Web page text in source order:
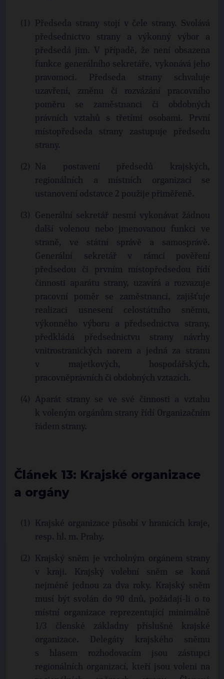
Předseda strany stojí v čele strany. Svolává
předsednictvo strany a výkonný výbor a
předsedá jim. V případě, že není obsazena
funkce generálního sekretáře, vykonává jeho
pravomoci. Předseda strany schvaluje
uzavření, změnu či rozvázání pracovního
poměru se zaměstnanci či obdobných
právních vztahů s třetími osobami. První
místopředseda strany zastupuje předsedu
strany.
Na postavení předsedů krajských,
regionálních a místních organizací se
ustanovení odstavce 2 použije přiměřeně.
Generální sekretář nesmí vykonávat žádnou
další volenou nebo jmenovanou funkci ve
straně, ve státní správě a samosprávě.
Generální sekretář v rámci pověření
předsedou či prvním místopředsedou řídí
činnosti aparátu strany, uzavírá a rozvazuje
pracovní poměr se zaměstnanci, zajišťuje
realizaci usnesení celostátního sněmu,
výkonného výboru a předsednictva strany,
předkládá předsednictvu strany návrhy
vnitrostranických norem a jedná za stranu
v majetkových, hospodářských,
pracovněprávních či obdobných vztazích.
Aparát strany se ve své činnosti a vztahu
k voleným orgánům strany řídí Organizačním
řádem strany.
Článek 13: Krajské organizace
a orgány
Krajské organizace působí v hranicích kraje,
resp. hl. m. Prahy.
Krajský sněm je vrcholným orgánem strany
v kraji. Krajský volební sněm se koná
nejméně jednou za dva roky. Krajský sněm
musí být svolán do 90 dnů, požádají-li o to
místní organizace reprezentující minimálně
1/3 členské základny příslušné krajské
organizace. Delegáty krajského sněmu
s hlasem rozhodovacím jsou zástupci
regionálních organizací, kteří jsou voleni na